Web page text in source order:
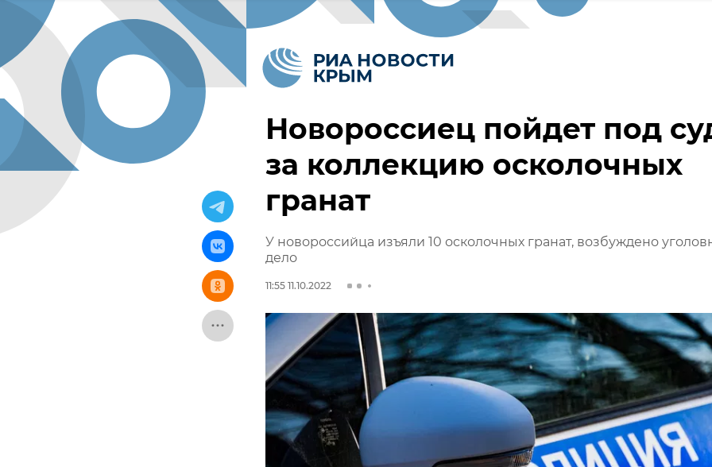
Новороссиец пойдет под
за коллекцию осколочных
гранат
У новороссийца изъяли 10 осколочных гранат, возбуждено
дело
11:55 11.10.2022